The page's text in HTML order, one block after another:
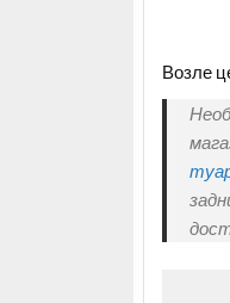
Возле